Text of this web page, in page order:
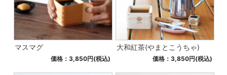
マスマグ
価格：3,850円(税込)
大和紅茶(やまとこうちゃ)
価格：3,850円(税込)